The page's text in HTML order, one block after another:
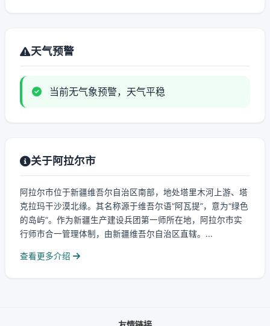
天气预警
当前无气象预警，天气平稳
关于阿拉尔市
阿拉尔市位于新疆维吾尔自治区南部，地处塔里木河上游、塔
克拉玛干沙漠北缘。其名称源于维吾尔语“阿瓦提”，意为“绿色
的岛屿”。作为新疆生产建设兵团第一师所在地，阿拉尔市实
行师市合一管理体制，由新疆维吾尔自治区直辖。...
查看更多介绍